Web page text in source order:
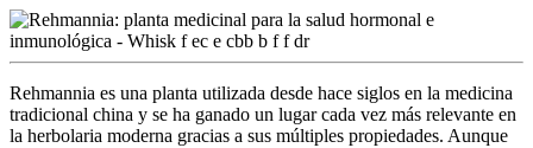
Rehmannia es una planta utilizada desde hace siglos en la medicina
tradicional china y se ha ganado un lugar cada vez más relevante en
la herbolaria moderna gracias a sus múltiples propiedades. Aunque